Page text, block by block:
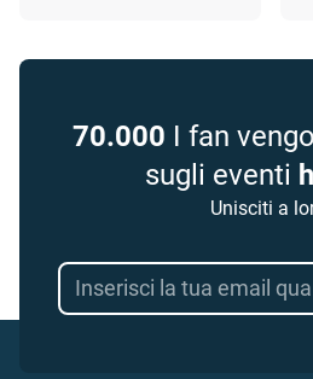
70.000 I fan
sugli eventi
Unisciti a